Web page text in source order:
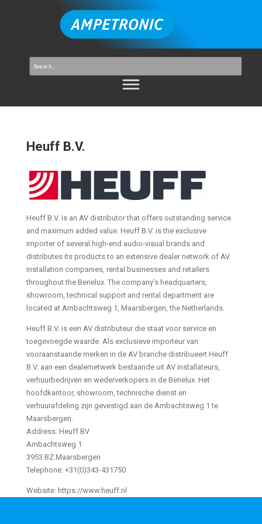
Heuff B.V.
Heuff B.V. is an AV distributor that offers outstanding service
and maximum added value. Heuff B.V. is the exclusive
importer of several high-end audio-visual brands and
distributes its products to an extensive dealer network of AV
installation companies, rental businesses and retailers
throughout the Benelux. The company’s headquarters,
showroom, technical support and rental department are
located at Ambachtsweg 1, Maarsbergen, the Netherlands.
Heuff B.V. is een AV distributeur die staat voor service en
toegevoegde waarde. Als exclusieve importeur van
vooraanstaande merken in de AV branche distribueert Heuff
B.V. aan een dealernetwerk bestaande uit AV installateurs,
verhuurbedrijven en wederverkopers in de Benelux. Het
hoofdkantoor, showroom, technische dienst en
verhuurafdeling zijn gevestigd aan de Ambachtsweg 1 te
Maarsbergen.
Address: Heuff BV
Ambachtsweg 1
3953 BZ Maarsbergen
Telephone: +31(0)343-431750
Website: https://www.heuff.nl